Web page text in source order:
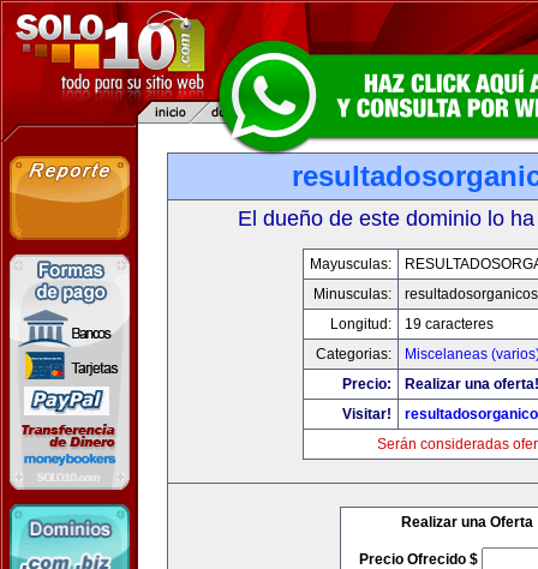
El dueño de este dominio lo
Mayusculas:
Minusculas:
Longitud:
19 caracteres
Categorias:
Miscelaneas
Precio:
Realizar una oferta!
Visitar!
Serán consideradas
Realizar una Oferta
Precio Ofrecido $